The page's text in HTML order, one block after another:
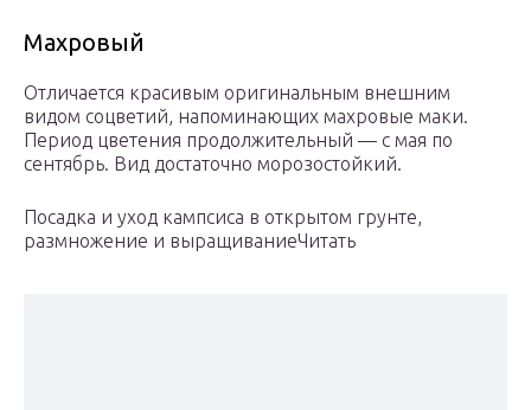
Махровый
Отличается красивым оригинальным внешним
видом соцветий, напоминающих махровые маки.
Период цветения продолжительный — с мая по
сентябрь. Вид достаточно морозостойкий.
Посадка и уход кампсиса в открытом грунте,
размножение и выращиваниеЧитать